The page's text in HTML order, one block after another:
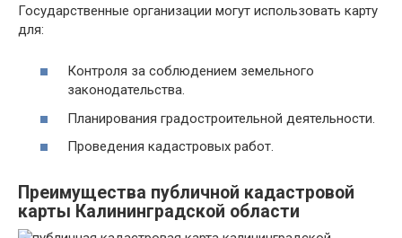
Государственные организации могут использовать карту
для:
Контроля за соблюдением земельного
законодательства.
Планирования градостроительной деятельности.
Проведения кадастровых работ.
Преимущества публичной кадастровой
карты Калининградской области